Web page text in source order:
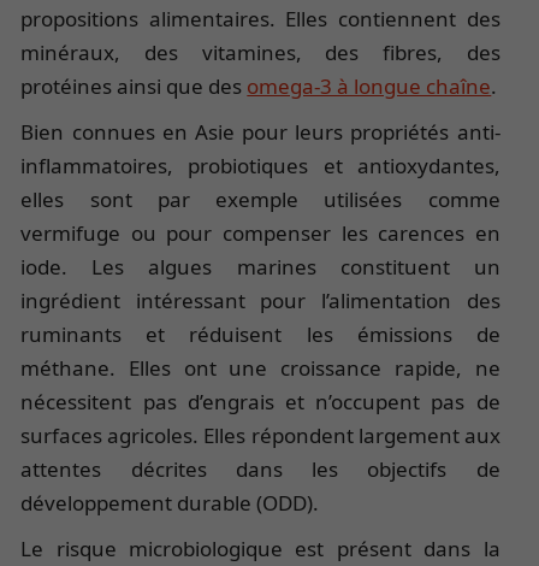
propositions alimentaires. Elles contiennent des
minéraux, des vitamines, des fibres, des
protéines ainsi que des omega-3 à longue chaîne.
Bien connues en Asie pour leurs propriétés anti-
inflammatoires, probiotiques et antioxydantes,
elles sont par exemple utilisées comme
vermifuge ou pour compenser les carences en
iode. Les algues marines constituent un
ingrédient intéressant pour l’alimentation des
ruminants et réduisent les émissions de
méthane. Elles ont une croissance rapide, ne
nécessitent pas d’engrais et n’occupent pas de
surfaces agricoles. Elles répondent largement aux
attentes décrites dans les objectifs de
développement durable (ODD).
Le risque microbiologique est présent dans la